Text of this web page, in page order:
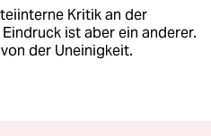
Kritik an der
ist aber ein anderer.
der Uneinigkeit.